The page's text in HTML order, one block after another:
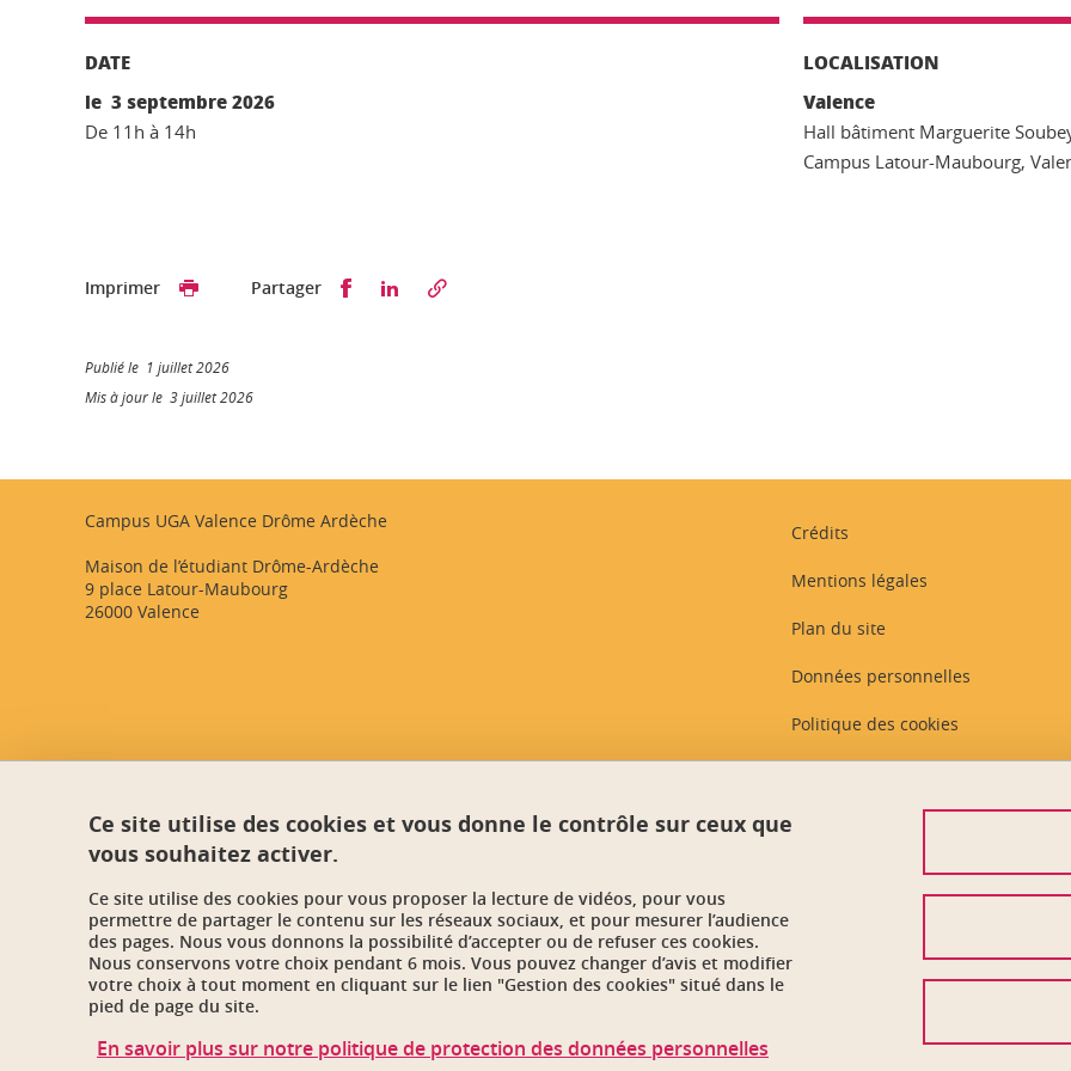
DATE
le 3 septembre 2026
De 11h à 14h
LOCALISATION
Valence
Hall bâtiment Marguerite
Campus Latour-Maubourg,
Imprimer Partager Partager sur Facebook
Partager sur LinkedIn
Publié le 1 juillet 2026
Mis à jour le 3 juillet 2026
Campus UGA Valence Drôme Ardèche
Maison de l’étudiant Drôme-Ardèche
9 place Latour-Maubourg
26000 Valence
Crédits
Mentions légales
Plan du site
Données personnelles
Politique des cookies
Plans et contacts
Ce site utilise des cookies et vous donne le contrôle sur ceux que
vous souhaitez activer.
Ce site utilise des cookies pour vous proposer la lecture de vidéos, pour vous
permettre de partager le contenu sur les réseaux sociaux, et pour mesurer l’audience
des pages. Nous vous donnons la possibilité d’accepter ou de refuser ces cookies.
Nous conservons votre choix pendant 6 mois. Vous pouvez changer d’avis et modifier
votre choix à tout moment en cliquant sur le lien "Gestion des cookies" situé dans le
pied de page du site.
En savoir plus sur notre politique de protection des données personnelles